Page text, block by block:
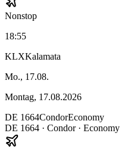
Nonstop
18:55
KLXKalamata
Mo., 17.08.
Montag, 17.08.2026
DE 1664CondorEconomy
DE 1664 · Condor· Economy